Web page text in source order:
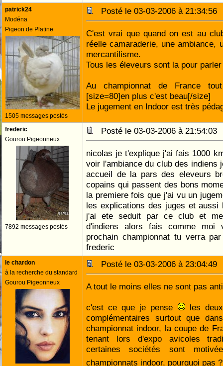
patrick24
Modéna
Pigeon de Platine
1505 messages postés
Posté le 03-03-2006 à
C'est vrai que quand on est au
réelle camaraderie, une ambiance,
mercantilisme.
Tous les éleveurs sont la pour
Au championnat de France
[size=80]en plus c'est beau[/size]
Le jugement en Indoor est très
frederic
Gourou Pigeonneux
7892 messages postés
Posté le 03-03-2006 à
nicolas je t'explique j'ai fais 1000
voir l'ambiance du club des indiens
accueil de la pars des eleveurs
copains qui passent des bons
la premiere fois que j'ai vu un
les explications des juges et aussi
j'ai ete seduit par ce club et
d'indiens alors fais comme
prochain championnat tu verra
frederic
le chardon
à la recherche du standard
Gourou Pigeonneux
Posté le 03-03-2006 à
A tout le moins elles ne sont pas
c'est ce que je pense
les deux
complémentaires surtout que
championnat indoor, la coupe de
tenant lors d'expo avicoles
certaines sociétés sont
championnats indoor, pourquoi pas